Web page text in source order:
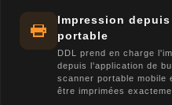
Impression
portable
DDL prend en charge
depuis l'application de
scanner portable mobile
être imprimées